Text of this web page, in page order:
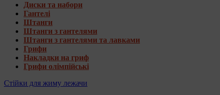
Диски та набори
Гантелі
Штанги
Штанги з гантелями
Штанги з гантелями та лавками
Грифи
Накладки на гриф
Грифи олімпійські
Стійки для жиму лежачи